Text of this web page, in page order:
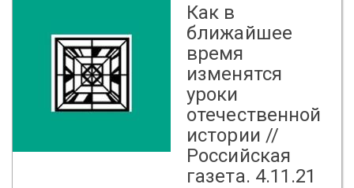
Как в
ближайшее
время
изменятся
уроки
отечественной
истории //
Российская
газета. 4.11.21